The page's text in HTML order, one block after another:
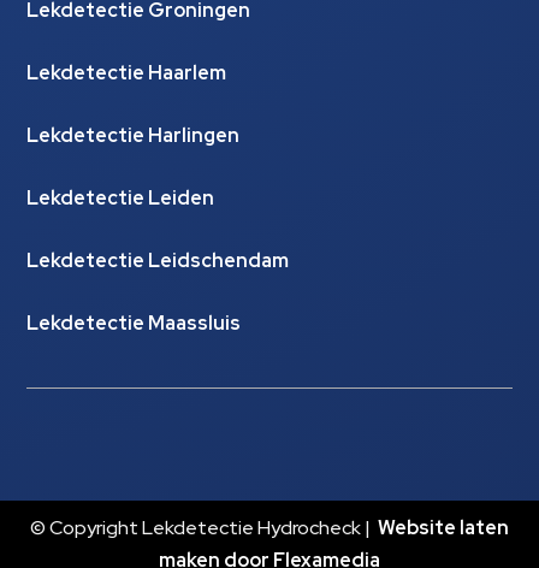
Lekdetectie Groningen
Lekdetectie Haarlem
Lekdetectie Harlingen
Lekdetectie Leiden
Lekdetectie Leidschendam
Lekdetectie Maassluis
© Copyright Lekdetectie Hydrocheck | Website laten
maken door Flexamedia